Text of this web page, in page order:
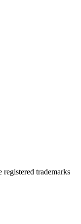
registered trademarks